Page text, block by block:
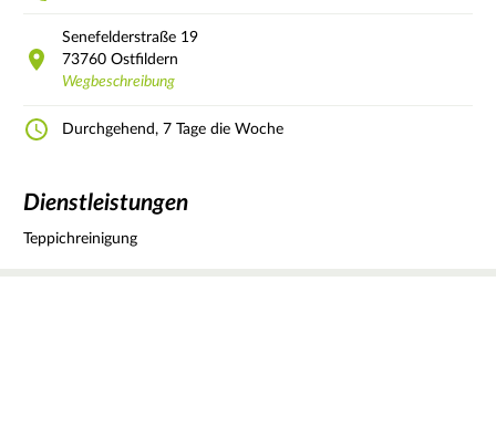
Senefelderstraße 19
73760 Ostfildern
Wegbeschreibung
Durchgehend, 7 Tage die Woche
Dienstleistungen
Teppichreinigung